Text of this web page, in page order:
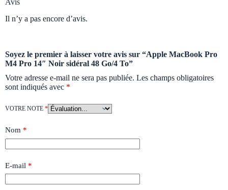
Il n’y a pas encore d’avis.
Soyez le premier à laisser votre avis sur “Apple MacBook Pro
M4 Pro 14″ Noir sidéral 48 Go/4 To”
Votre adresse e-mail ne sera pas publiée. Les champs obligatoires
sont indiqués avec *
VOTRE NOTE *
Nom *
E-mail *